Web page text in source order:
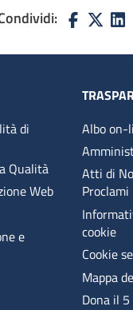
di
Qualità
Web
e
Albo on-
Atti di
Proclami
cookie
Cookie
Mappa
Dona il